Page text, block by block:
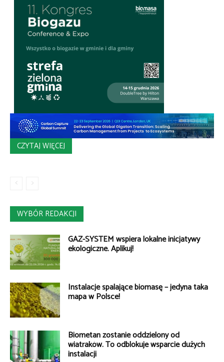
CZYTAJ WIĘCEJ
WYBÓR REDAKCJI
GAZ-SYSTEM wspiera lokalne inicjatywy
ekologiczne. Aplikuj!
Instalacje spalające biomasę – jedyna taka
mapa w Polsce!
Biometan zostanie oddzielony od
wiatraków. To odblokuje wsparcie dużych
instalacji